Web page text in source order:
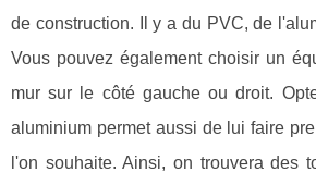
de construction. Il y a du PVC, de
Vous pouvez également choisir un
mur sur le côté gauche ou droit.
aluminium permet aussi de lui faire
l'on souhaite. Ainsi, on trouvera des